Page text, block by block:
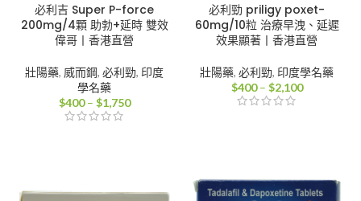
必利吉 Super P-force
200mg/4顆 助勃+延時 雙效
偉哥丨香港直營
壯陽藥, 威而鋼, 必利勁, 印度
學名藥
$400 – $1,750價
$1,750
必利勁 priligy poxet-
60mg/10粒 治療早洩、延遲
效果顯著丨香港直營
壯陽藥, 必利勁, 印度學名藥
$400 – $2,100價
$2,100